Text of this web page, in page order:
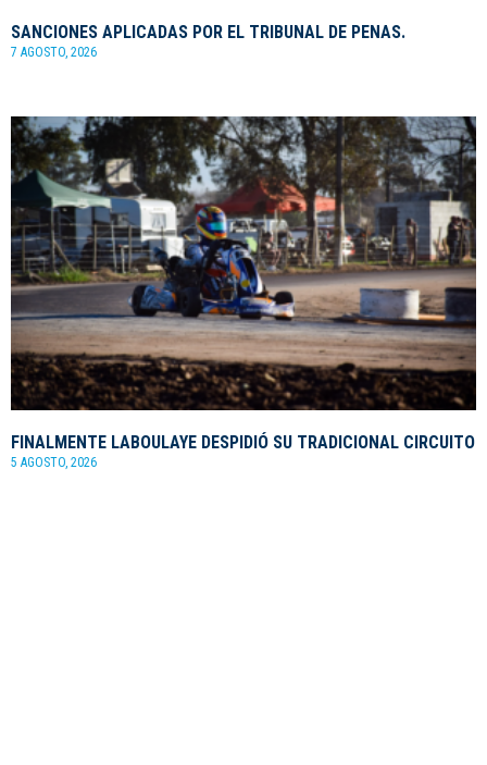
SANCIONES APLICADAS POR EL TRIBUNAL DE PENAS.
7 AGOSTO, 2026
FINALMENTE LABOULAYE DESPIDIÓ SU TRADICIONAL CIRCUITO
5 AGOSTO, 2026